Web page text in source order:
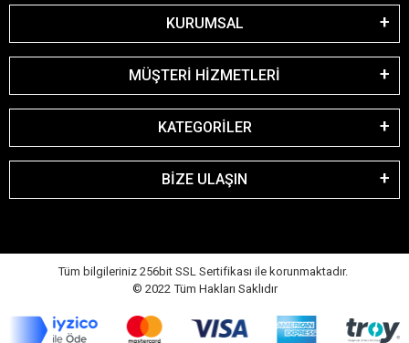
KURUMSAL
MÜŞTERİ HİZMETLERİ
KATEGORİLER
BİZE ULAŞIN
Tüm bilgileriniz 256bit SSL Sertifikası ile korunmaktadır.
© 2022 Tüm Hakları Saklıdır